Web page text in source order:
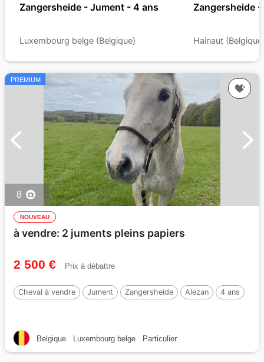
Zangersheide - Jument - 4 ans
Luxembourg belge (Belgique)
Zangersheide
Hainaut
PREMIUM
8
NOUVEAU
à vendre: 2 juments pleins papiers
2 500 € Prix à débattre
Cheval à vendre Jument Zangersheide Alezan 4 ans
Belgique Luxembourg belge Particulier